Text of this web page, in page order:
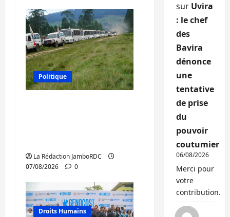
Politique
La Rédaction JamboRDC
07/08/2026
0
Droits Humains
sur Uvira
: le chef
des
Bavira
dénonce
une
tentative
de prise
du
pouvoir
coutumier
06/08/2026
Merci pour
votre
contribution.